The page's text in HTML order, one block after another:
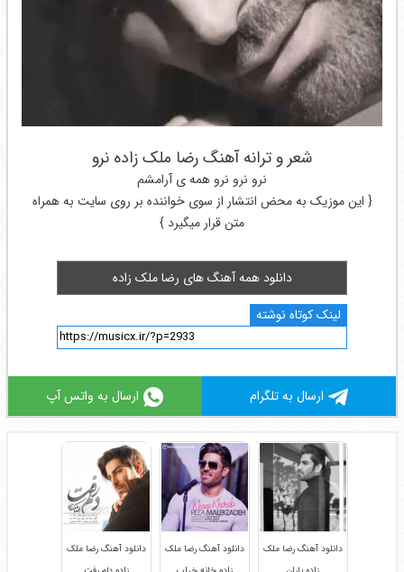
شعر و ترانه آهنگ رضا ملک زاده نرو
نرو نرو نرو همه ی آرامشم
{ این موزیک به محض انتشار از سوی خواننده بر روی سایت به همراه
متن قرار میگیرد }
دانلود همه آهنگ های رضا ملک زاده
لینک کوتاه نوشته
ارسال به تلگرام ارسال به واتس آپ
دانلود آهنگ رضا ملک
دانلود آهنگ رضا ملک
دانلود آهنگ رضا ملک